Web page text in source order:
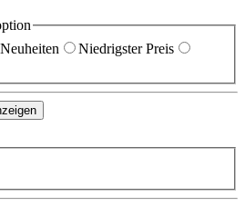
Neuheiten
Niedrigster Preis